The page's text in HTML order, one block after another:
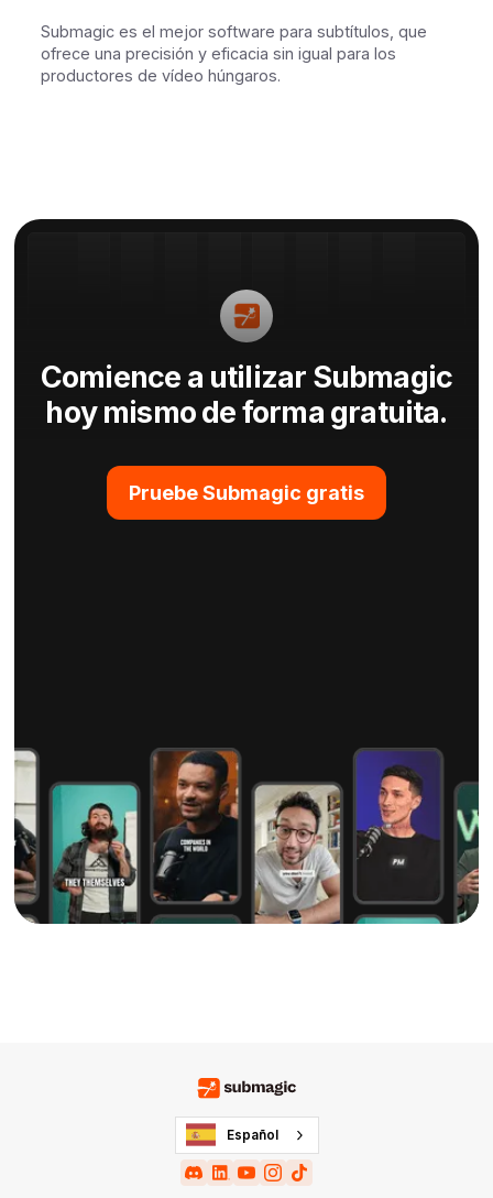
Submagic es el mejor software para subtítulos, que
ofrece una precisión y eficacia sin igual para los
productores de vídeo húngaros.
Comience a utilizar Submagic
hoy mismo de forma gratuita.
Pruebe Submagic gratis
Español